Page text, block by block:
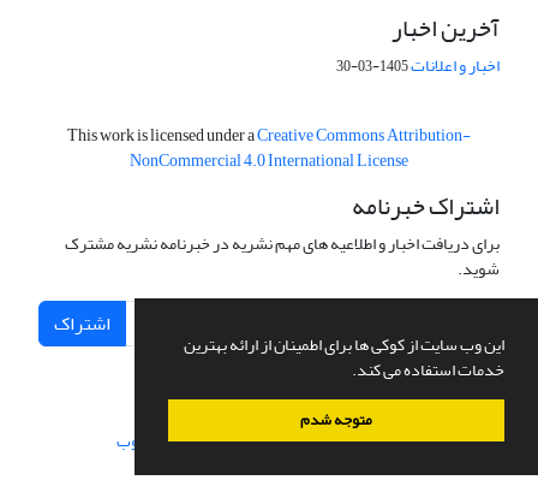
این وب سایت از کوکی ها برای اطمینان از ارائه بهترین
خدمات استفاده می کند.
متوجه شدم
آخرین اخبار
اخبار و اعلانات1405-03-30
This work is licensed under aCreative Commons Attribution-
NonCommercial 4.0 International License
اشتراک خبرنامه
برای دریافت اخبار و اطلاعیه های مهم نشریه در خبرنامه نشریه مشترک
شوید.
اشتراک
سامانه مدیریت نشریات علمی.طراحی و پیاده سازی از سیناوب